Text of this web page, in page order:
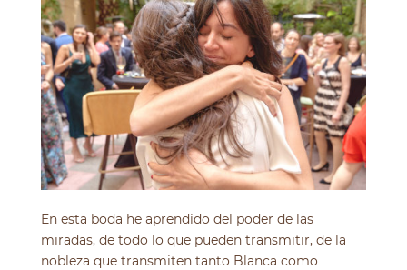
En esta boda he aprendido del poder de las
miradas, de todo lo que pueden transmitir, de la
nobleza que transmiten tanto Blanca como